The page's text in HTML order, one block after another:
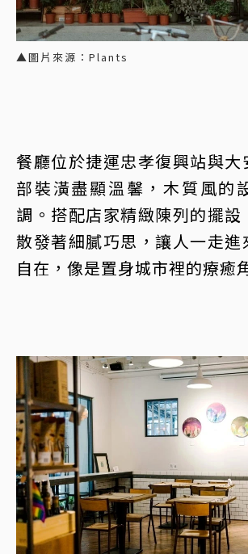
▲圖片來源：Plants
餐廳位於捷運忠孝復興站與大
部裝潢盡顯溫馨，木質風的
調。搭配店家精緻陳列的擺設
散發著細膩巧思，讓人一走進
自在，像是置身城市裡的療癒